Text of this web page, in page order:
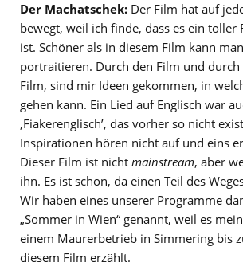
Der Machatschek: Der Film hat auf
bewegt, weil ich finde, dass es ein toller
ist. Schöner als in diesem Film kann
portraitieren. Durch den Film und durch
Film, sind mir Ideen gekommen, in
gehen kann. Ein Lied auf Englisch war
‚Fiakerenglisch’, das vorher so nicht
Inspirationen hören nicht auf und eins
Dieser Film ist nicht mainstream, aber
ihn. Es ist schön, da einen Teil des
Wir haben eines unserer Programme
„Sommer in Wien“ genannt, weil es
einem Maurerbetrieb in Simmering bis
diesem Film erzählt.